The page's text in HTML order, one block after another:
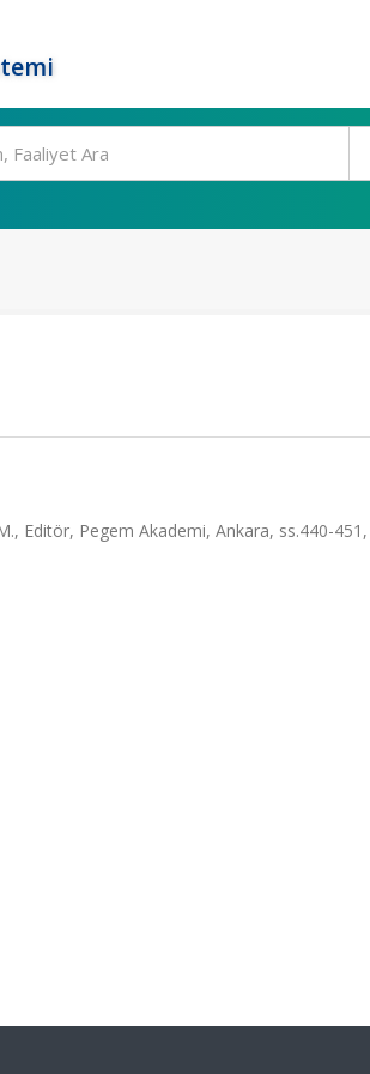
Editör, Pegem Akademi, Ankara, ss.440-